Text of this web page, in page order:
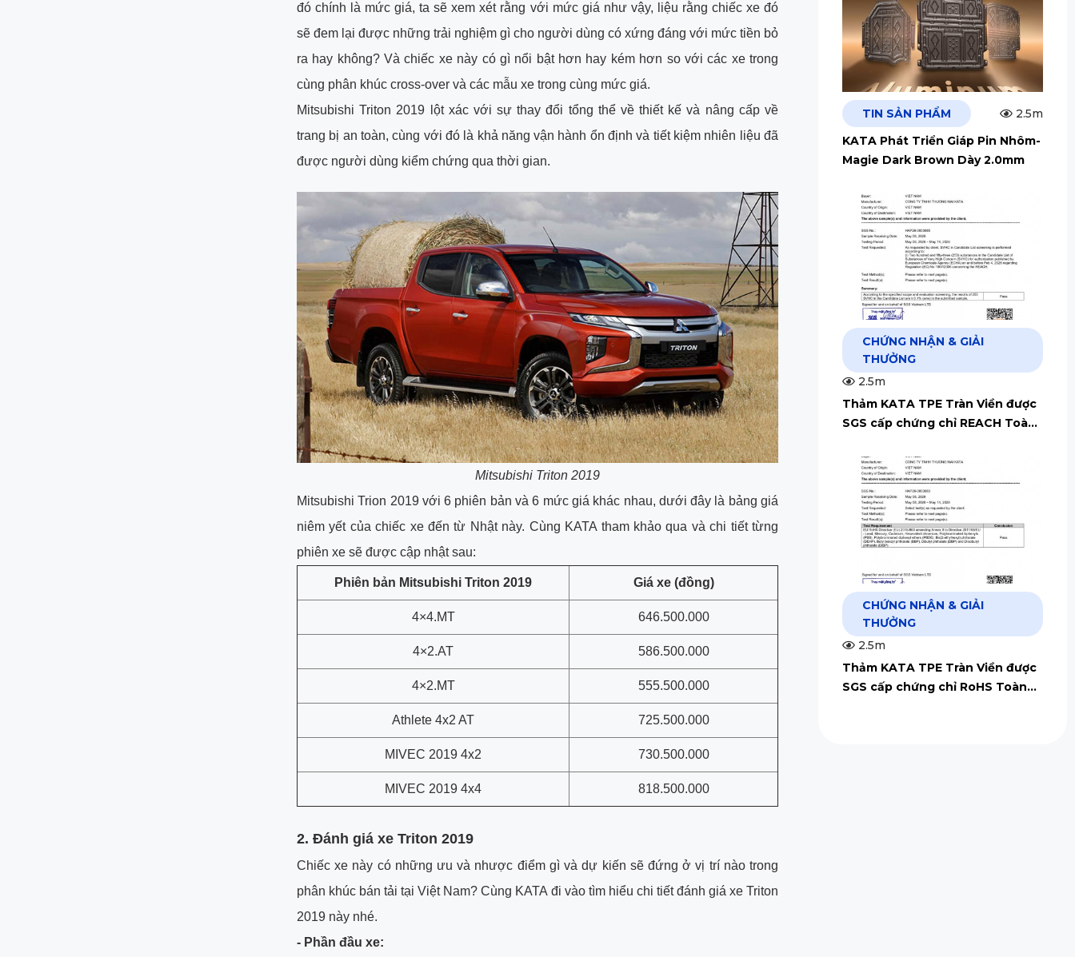
đó chính là mức giá, ta sẽ xem xét rằng với mức giá như vậy, liệu rằng chiếc xe đó
sẽ đem lại được những trải nghiệm gì cho người dùng có xứng đáng với mức tiền bỏ
ra hay không? Và chiếc xe này có gì nổi bật hơn hay kém hơn so với các xe trong
cùng phân khúc cross-over và các mẫu xe trong cùng mức giá.
Mitsubishi Triton 2019 lột xác với sự thay đổi tổng thể về thiết kế và nâng cấp về
trang bị an toàn, cùng với đó là khả năng vận hành ổn định và tiết kiệm nhiên liệu đã
được người dùng kiểm chứng qua thời gian.
Mitsubishi Triton 2019
Mitsubishi Trion 2019 với 6 phiên bản và 6 mức giá khác nhau, dưới đây là bảng giá
niêm yết của chiếc xe đến từ Nhật này. Cùng KATA tham khảo qua và chi tiết từng
phiên xe sẽ được cập nhật sau:
Phiên bản Mitsubishi Triton 2019 Giá xe (đồng)
4×4.MT 646.500.000
4×2.AT 586.500.000
4×2.MT 555.500.000
Athlete 4x2 AT 725.500.000
MIVEC 2019 4x2 730.500.000
MIVEC 2019 4x4 818.500.000
2. Đánh giá xe Triton 2019
Chiếc xe này có những ưu và nhược điểm gì và dự kiến sẽ đứng ở vị trí nào trong
phân khúc bán tải tại Việt Nam? Cùng KATA đi vào tìm hiểu chi tiết đánh giá xe Triton
2019 này nhé.
- Phần đầu xe:
TIN SẢN PHẨM
2.5m
KATA Phát Triển Giáp Pin Nhôm-
Magie Dark Brown Dày 2.0mm
CHỨNG NHẬN & GIẢI
THƯỞNG
2.5m
Thảm KATA TPE Tràn Viền được
SGS cấp chứng chỉ REACH Toàn
CHỨNG NHẬN & GIẢI
THƯỞNG
2.5m
Thảm KATA TPE Tràn Viền được
SGS cấp chứng chỉ RoHS Toàn